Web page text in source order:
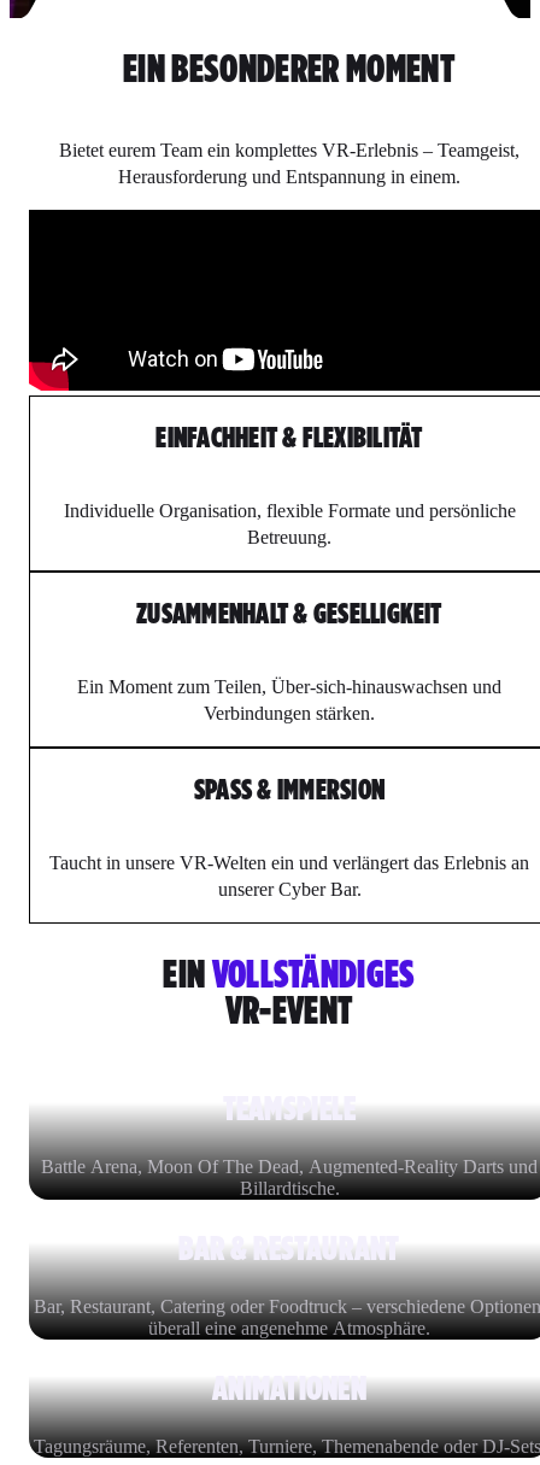
EIN BESONDERER MOMENT
Bietet eurem Team ein komplettes VR-Erlebnis – Teamgeist,
Herausforderung und Entspannung in einem.
EINFACHHEIT & FLEXIBILITÄT
Individuelle Organisation, flexible Formate und persönliche
Betreuung.
ZUSAMMENHALT & GESELLIGKEIT
Ein Moment zum Teilen, Über-sich-hinauswachsen und
Verbindungen stärken.
SPASS & IMMERSION
Taucht in unsere VR-Welten ein und verlängert das Erlebnis an
unserer Cyber Bar.
EINVOLLSTÄNDIGES
VR-EVENT
TEAMSPIELE
Battle Arena, Moon Of The Dead, Augmented-Reality Darts und
Billardtische.
BAR & RESTAURANT
Bar, Restaurant, Catering oder Foodtruck – verschiedene
überall eine angenehme Atmosphäre.
ANIMATIONEN
Tagungsräume, Referenten, Turniere, Themenabende oder DJ-